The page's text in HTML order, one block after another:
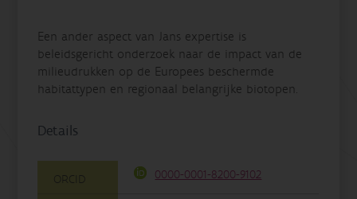
Een ander aspect van Jans expertise is
beleidsgericht onderzoek naar de impact van de
milieudrukken op de Europees beschermde
habitattypen en regionaal belangrijke biotopen.
Details
ORCID 0000-0001-8200-9102